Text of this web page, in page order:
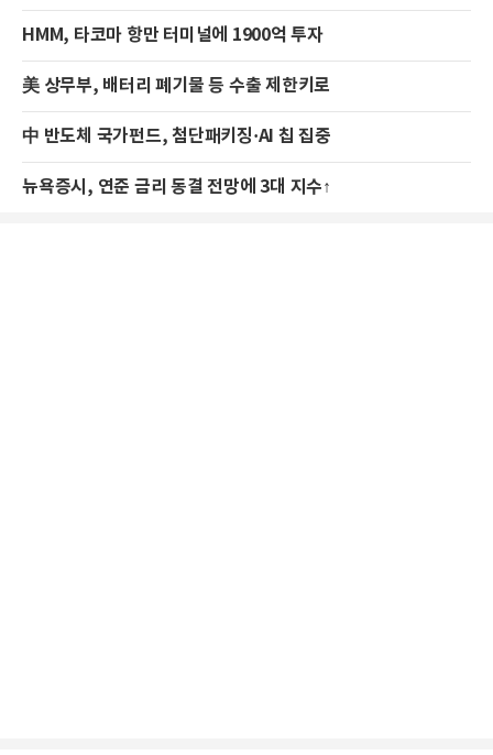
HMM, 타코마 항만 터미널에 1900억 투자
美 상무부, 배터리 폐기물 등 수출 제한키로
中 반도체 국가펀드, 첨단패키징·AI 칩 집중
뉴욕증시, 연준 금리 동결 전망에 3대 지수↑